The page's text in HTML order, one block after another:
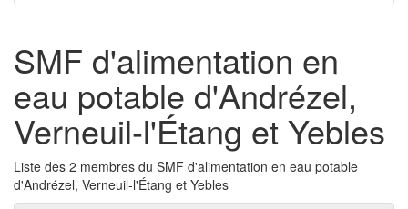
SMF d'alimentation en
eau potable d'Andrézel,
Verneuil-l'Étang et Yebles
Liste des 2 membres du SMF d'alimentation en eau potable
d'Andrézel, Verneuil-l'Étang et Yebles